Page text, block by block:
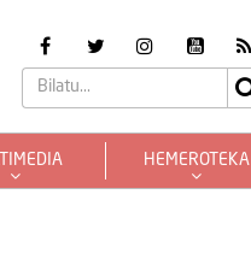
HEMEROTEKA